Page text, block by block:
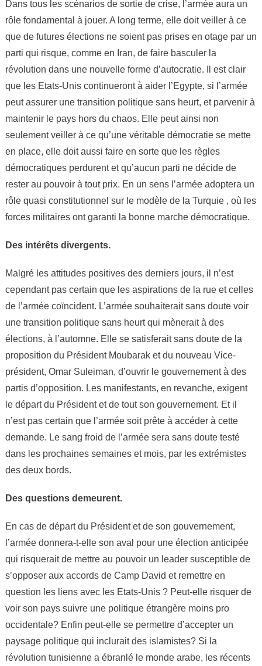
Dans tous les scénarios de sortie de crise, l’armée aura un
rôle fondamental à jouer. A long terme, elle doit veiller à ce
que de futures élections ne soient pas prises en otage par un
parti qui risque, comme en Iran, de faire basculer la
révolution dans une nouvelle forme d’autocratie. Il est clair
que les Etats-Unis continueront à aider l’Egypte, si l’armée
peut assurer une transition politique sans heurt, et parvenir à
maintenir le pays hors du chaos. Elle peut ainsi non
seulement veiller à ce qu’une véritable démocratie se mette
en place, elle doit aussi faire en sorte que les règles
démocratiques perdurent et qu’aucun parti ne décide de
rester au pouvoir à tout prix. En un sens l’armée adoptera un
rôle quasi constitutionnel sur le modèle de la Turquie , où les
forces militaires ont garanti la bonne marche démocratique.
Des intérêts divergents.
Malgré les attitudes positives des derniers jours, il n’est
cependant pas certain que les aspirations de la rue et celles
de l’armée coïncident. L’armée souhaiterait sans doute voir
une transition politique sans heurt qui mènerait à des
élections, à l’automne. Elle se satisferait sans doute de la
proposition du Président Moubarak et du nouveau Vice-
président, Omar Suleiman, d’ouvrir le gouvernement à des
partis d’opposition. Les manifestants, en revanche, exigent
le départ du Président et de tout son gouvernement. Et il
n’est pas certain que l’armée soit prête à accéder à cette
demande. Le sang froid de l’armée sera sans doute testé
dans les prochaines semaines et mois, par les extrémistes
des deux bords.
Des questions demeurent.
En cas de départ du Président et de son gouvernement,
l’armée donnera-t-elle son aval pour une élection anticipée
qui risquerait de mettre au pouvoir un leader susceptible de
s’opposer aux accords de Camp David et remettre en
question les liens avec les Etats-Unis ? Peut-elle risquer de
voir son pays suivre une politique étrangère moins pro
occidentale? Enfin peut-elle se permettre d’accepter un
paysage politique qui inclurait des islamistes? Si la
révolution tunisienne a ébranlé le monde arabe, les récents